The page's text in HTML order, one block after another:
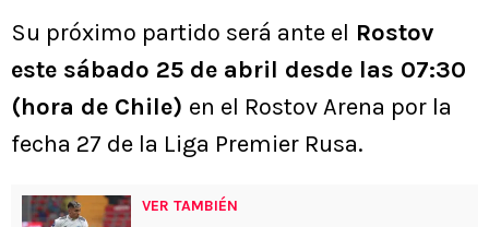
Su próximo partido será ante el Rostov
este sábado 25 de abril desde las 07:30
(hora de Chile) en el Rostov Arena por la
fecha 27 de la Liga Premier Rusa.
VER TAMBIÉN